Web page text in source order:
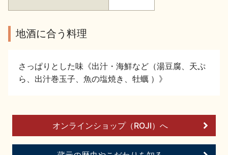
美味しい地酒の選び方
地酒蔵元会とは
地酒に合う料理
さっぱりとした味《出汁・海鮮など（湯豆腐、天ぷ
ら、出汁巻玉子、魚の塩焼き、牡蠣 ）》
オンラインショップ（ROJI）へ